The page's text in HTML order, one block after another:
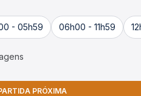
- 05h59 06h00 - 11h59
PRÓXIMA